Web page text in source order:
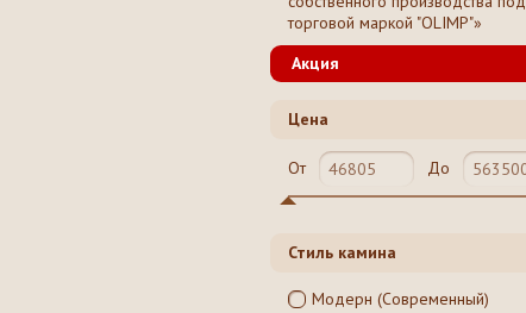
торговой маркой "OLIMP"»
Акция
Цена
От До
Стиль камина
Модерн (Современный)